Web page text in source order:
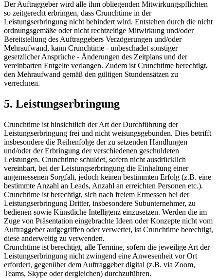
Der Auftraggeber wird alle ihm obliegenden Mitwirkungspflichten
so zeitgerecht erbringen, dass Crunchtime in der
Leistungserbringung nicht behindert wird. Entstehen durch die nicht
ordnungsgemäße oder nicht rechtzeitige Mitwirkung und/oder
Bereitstellung des Auftraggebers Verzögerungen und/oder
Mehraufwand, kann Crunchtime - unbeschadet sonstiger
gesetzlicher Ansprüche - Änderungen des Zeitplans und der
vereinbarten Entgelte verlangen. Zudem ist Crunchtime berechtigt,
den Mehraufwand gemäß den gültigen Stundensätzen zu
verrechnen.
5. Leistungserbringung
Crunchtime ist hinsichtlich der Art der Durchführung der
Leistungserbringung frei und nicht weisungsgebunden. Dies betrifft
insbesondere die Reihenfolge der zu setzenden Handlungen
und/oder der Erbringung der verschiedenen geschuldeten
Leistungen. Crunchtime schuldet, sofern nicht ausdrücklich
vereinbart, bei der Leistungserbringung die Einhaltung einer
angemessenen Sorgfalt, jedoch keinen bestimmten Erfolg (z.B. eine
bestimmte Anzahl an Leads, Anzahl an erreichten Personen etc.).
Crunchtime ist berechtigt, sich nach freiem Ermessen bei der
Leistungserbringung Dritter, insbesondere Subunternehmer, zu
bedienen sowie Künstliche Intelligenz einzusetzen. Werden die im
Zuge von Präsentation eingebrachte Ideen oder Konzepte nicht vom
Auftraggeber aufgegriffen oder verwertet, ist Crunchtime berechtigt,
diese anderweitig zu verwenden.
Crunchtime ist berechtigt, alle Termine, sofern die jeweilige Art der
Leistungserbringung nicht zwingend eine Anwesenheit vor Ort
erfordert, gegenüber dem Auftraggeber digital (z.B. via Zoom,
Teams, Skype oder dergleichen) durchzuführen.